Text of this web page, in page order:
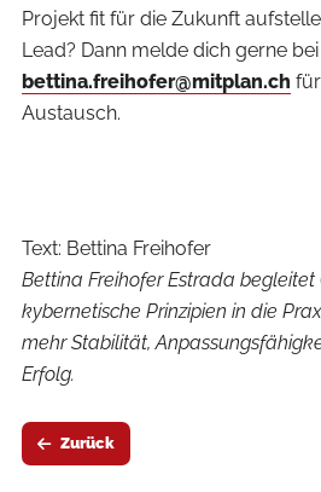
Projekt fit für die Zukunft
Lead? Dann melde dich gerne bei
bettina.freihofer@mitplan.ch
Austausch.
Text: Bettina Freihofer
Bettina Freihofer Estrada
kybernetische Prinzipien in die
mehr Stabilität,
Erfolg.
Zurück